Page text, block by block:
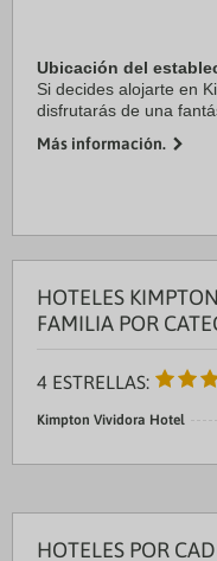
Ubicación del
Si decides alojarte en
disfrutarás de una
Catedral de Barcelona.
Más información.
HOTELES
FAMILIA POR
4 ESTRELLAS:
Kimpton Vividora Hotel
HOTELES POR